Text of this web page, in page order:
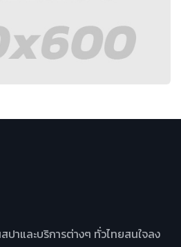
ปาและบริการต่างๆ ทั่วไทยสนใจลง